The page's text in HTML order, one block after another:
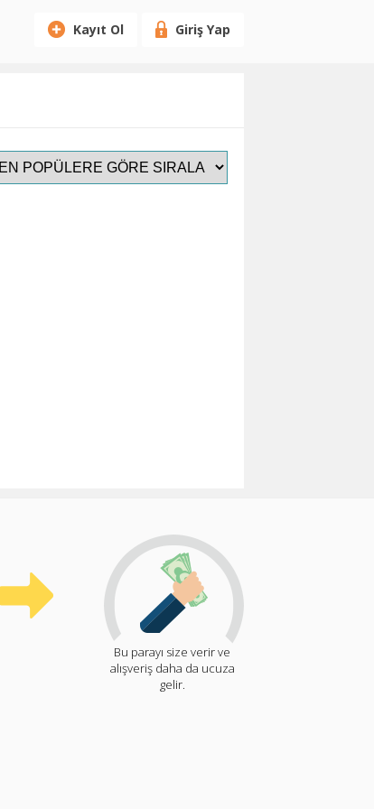
Kayıt Ol Giriş Yap
Bu parayı size verir ve
alışveriş daha da ucuza
gelir.